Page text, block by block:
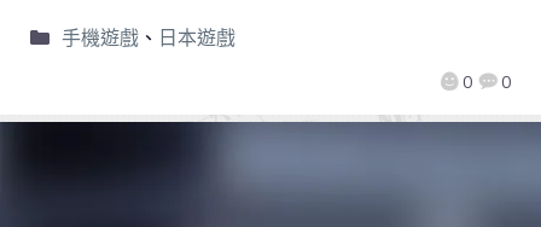
0 0
手機遊戲、 日本遊戲